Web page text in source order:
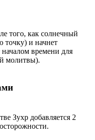
того, как солнечный
точку) и начнет
времени для
молитвы).
Зухр добавляется 2